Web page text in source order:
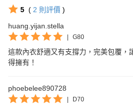
5 ( 2 則評價 )
huang.yijan.stella
G80
這款內衣舒適又有支撐力，完美包覆，
得擁有！
phoebelee890728
D70